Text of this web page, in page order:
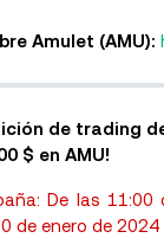
Amulet (AMU):
de trading de
$ en AMU!
De las 11:00
de enero de 2024